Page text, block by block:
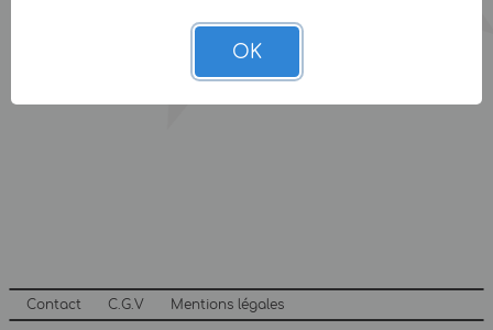
Contact C.G.V Mentions légales
OK